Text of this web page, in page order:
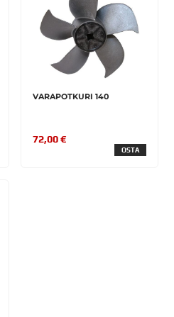
VARAPOTKURI 140
72,00 €
OSTA